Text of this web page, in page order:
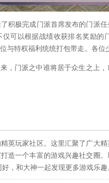
极完成门派首席发布的门派任
可以根据战绩收获排名奖励
与特权福利统统打包带走。各位
门派之中谁将居于众生之上，
玩家社区。这里汇聚了广大精
造一个丰富的游戏兴趣社交圈
，和大神一起发现更多游戏乐趣